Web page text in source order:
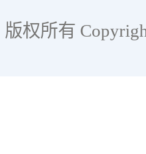
版权所有